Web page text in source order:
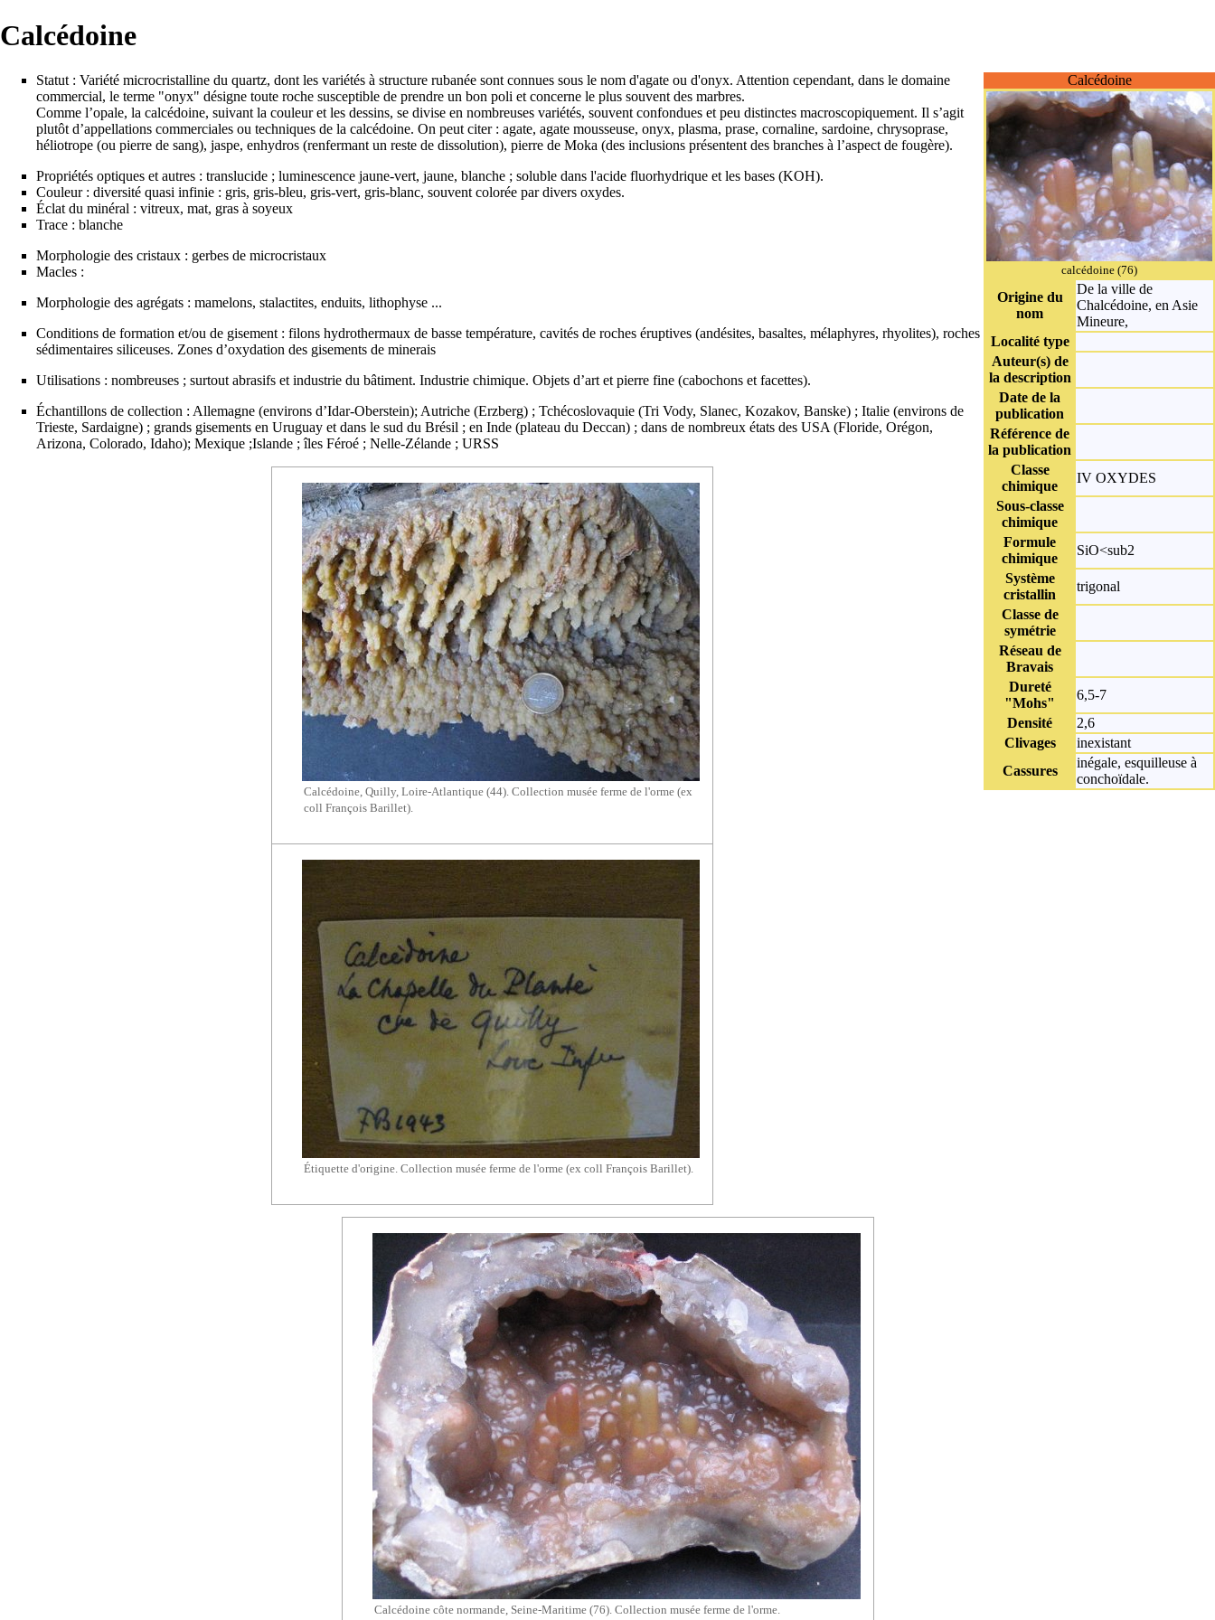
Calcédoine
Calcédoine
calcédoine (76)
Origine du
nom
De la ville de
Chalcédoine, en Asie
Mineure,
Localité type
Auteur(s) de
la description
Date de la
publication
Référence de
la publication
Classe
chimique
IV OXYDES
Sous-classe
chimique
Formule
chimique
SiO<sub2
Système
cristallin
trigonal
Classe de
symétrie
Réseau de
Bravais
Dureté
"Mohs"
6,5-7
Densité
2,6
Clivages
inexistant
Cassures
inégale, esquilleuse à
conchoïdale.
Statut : Variété microcristalline du quartz, dont les variétés à structure rubanée sont connues sous le nom d'agate ou d'onyx. Attention cependant, dans le domaine
commercial, le terme "onyx" désigne toute roche susceptible de prendre un bon poli et concerne le plus souvent des marbres.
Comme l’opale, la calcédoine, suivant la couleur et les dessins, se divise en nombreuses variétés, souvent confondues et peu distinctes macroscopiquement. Il s’agit
plutôt d’appellations commerciales ou techniques de la calcédoine. On peut citer : agate, agate mousseuse, onyx, plasma, prase, cornaline, sardoine, chrysoprase,
héliotrope (ou pierre de sang), jaspe, enhydros (renfermant un reste de dissolution), pierre de Moka (des inclusions présentent des branches à l’aspect de fougère).
Propriétés optiques et autres : translucide ; luminescence jaune-vert, jaune, blanche ; soluble dans l'acide fluorhydrique et les bases (KOH).
Couleur : diversité quasi infinie : gris, gris-bleu, gris-vert, gris-blanc, souvent colorée par divers oxydes.
Éclat du minéral : vitreux, mat, gras à soyeux
Trace : blanche
Morphologie des cristaux : gerbes de microcristaux
Macles :
Morphologie des agrégats : mamelons, stalactites, enduits, lithophyse ...
Conditions de formation et/ou de gisement : filons hydrothermaux de basse température, cavités de roches éruptives (andésites, basaltes, mélaphyres, rhyolites), roches
sédimentaires siliceuses. Zones d’oxydation des gisements de minerais
Utilisations : nombreuses ; surtout abrasifs et industrie du bâtiment. Industrie chimique. Objets d’art et pierre fine (cabochons et facettes).
Échantillons de collection : Allemagne (environs d’Idar-Oberstein); Autriche (Erzberg) ; Tchécoslovaquie (Tri Vody, Slanec, Kozakov, Banske) ; Italie (environs de
Trieste, Sardaigne) ; grands gisements en Uruguay et dans le sud du Brésil ; en Inde (plateau du Deccan) ; dans de nombreux états des USA (Floride, Orégon,
Arizona, Colorado, Idaho); Mexique ;Islande ; îles Féroé ; Nelle-Zélande ; URSS
Calcédoine, Quilly, Loire-Atlantique (44). Collection musée ferme de l'orme (ex
coll François Barillet).
Étiquette d'origine. Collection musée ferme de l'orme (ex coll François Barillet).
Calcédoine côte normande, Seine-Maritime (76). Collection musée ferme de l'orme.